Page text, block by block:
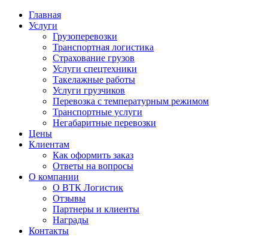
Главная
Услуги
Грузоперевозки
Транспортная логистика
Страхование грузов
Услуги спецтехники
Такелажные работы
Услуги грузчиков
Перевозка с температурным режимом
Транспортные услуги
Негабаритные перевозки
Цены
Клиентам
Как оформить заказ
Ответы на вопросы
О компании
О ВТК Логистик
Отзывы
Партнеры и клиенты
Награды
Контакты